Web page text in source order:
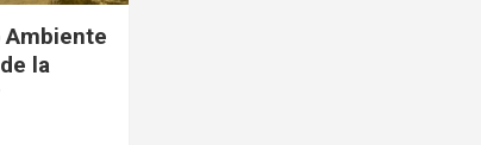
Ambiente
la